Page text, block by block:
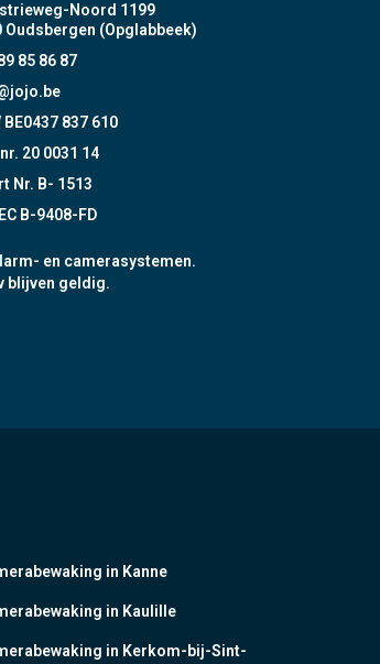
Noord 1199
Oudsbergen (Opglabbeek)
85 86 87
BE0437 837 610
20 0031 14
Nr. B- 1513
B-9408-FD
en camerasystemen.
blijven geldig.
in Kanne
in Kaulille
in Kerkom-bij-Sint-